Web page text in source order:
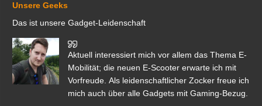
Unsere Geeks
Das ist unsere Gadget-Leidenschaft
Aktuell interessiert mich vor allem das Thema E-
Mobilität; die neuen E-Scooter erwarte ich mit
Vorfreude. Als leidenschaftlicher Zocker freue ich
mich auch über alle Gadgets mit Gaming-Bezug.